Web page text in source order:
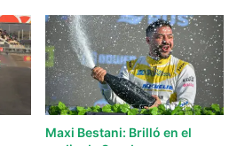
Maxi Bestani: Brilló en el